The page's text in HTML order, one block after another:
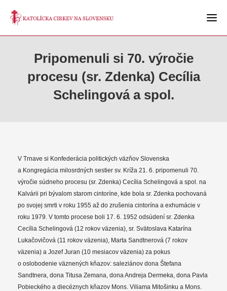
Pripomenuli si 70. výročie
procesu (sr. Zdenka) Cecília
Schelingová a spol.
V Trnave si Konfederácia politických väzňov Slovenska
a Kongregácia milosrdných sestier sv. Kríža 21. 6. pripomenuli 70.
výročie súdneho procesu (sr. Zdenka) Cecília Schelingová a spol. na
Kalvárii pri bývalom starom cintoríne, kde bola sr. Zdenka pochovaná
po svojej smrti v roku 1955 až do zrušenia cintorína a exhumácie v
roku 1979. V tomto procese boli 17. 6. 1952 odsúdení sr. Zdenka
Cecília Schelingová (12 rokov väzenia), sr. Svätoslava Katarína
Lukačovičová (11 rokov väzenia), Marta Sandtnerová (7 rokov
väzenia) a Jozef Juran (10 mesiacov väzenia) za pokus
o oslobodenie väznených kňazov: saleziánov dona Štefana
Sandtnera, dona Titusa Zemana, dona Andreja Dermeka, dona Pavla
Pobieckého a diecéznych kňazov Mons. Viliama Mitošinku a Mons.